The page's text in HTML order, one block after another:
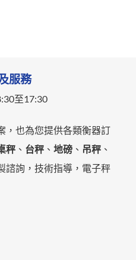
服務
至17:30
，也為您提供各類衡器訂
秤 、 台秤 、地磅 、 吊秤 、
諮詢，技術指導，電子秤